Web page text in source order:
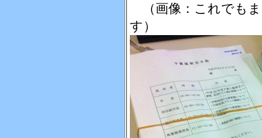
（画像：これでも
す）